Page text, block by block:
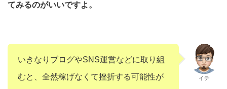
てみるのがいいですよ。
いきなりブログやSNS運営などに取り組
むと、全然稼げなくて挫折する可能性が
イチ